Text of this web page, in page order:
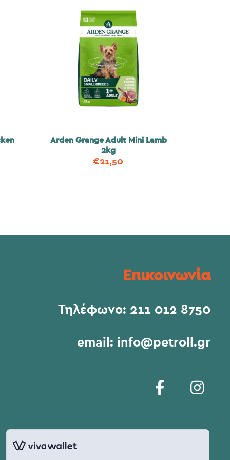
Arden Grange Adult Mini Lamb
2kg
€21,50
Επικοινωνία
Τηλέφωνο: 211 012 8750
email: info@petroll.gr